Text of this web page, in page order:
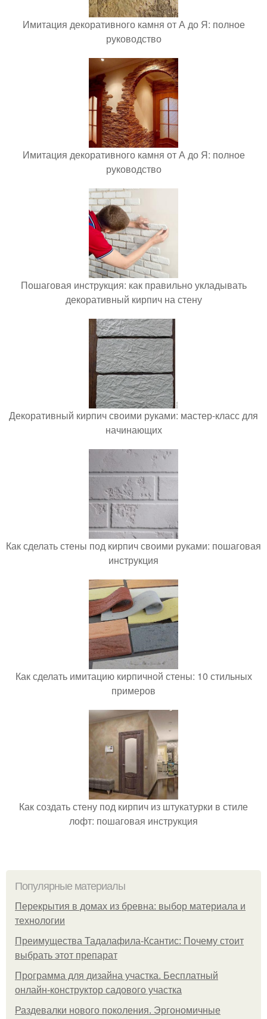
Имитация декоративного камня от А до Я: полное
руководство
Имитация декоративного камня от А до Я: полное
руководство
Пошаговая инструкция: как правильно укладывать
декоративный кирпич на стену
Декоративный кирпич своими руками: мастер-класс для
начинающих
Как сделать стены под кирпич своими руками: пошаговая
инструкция
Как сделать имитацию кирпичной стены: 10 стильных
примеров
Как создать стену под кирпич из штукатурки в стиле
лофт: пошаговая инструкция
Популярные материалы
Перекрытия в домах из бревна: выбор материала и
технологии
Преимущества Тадалафила-Ксантис: Почему стоит
выбрать этот препарат
Программа для дизайна участка. Бесплатный
онлайн-конструктор садового участка
Раздевалки нового поколения. Эргономичные